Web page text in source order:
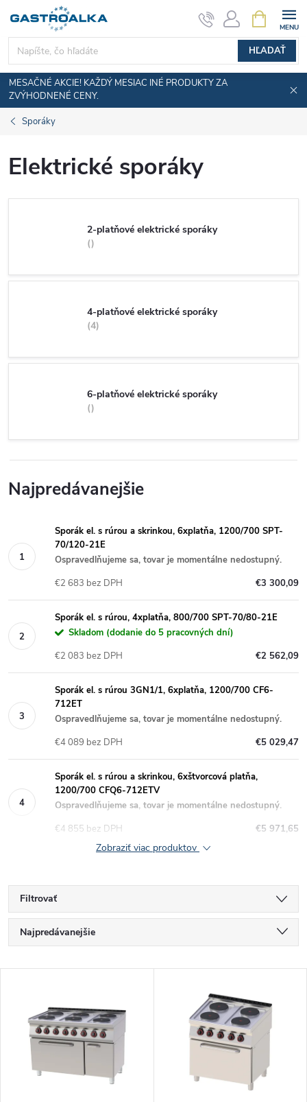
obsah
HĽADAŤ
KOŠÍK
MESAČNÉ AKCIE! KAŽDÝ MESIAC INÉ PRODUKTY ZA
ZVÝHODNENÉ CENY.
Sporáky
Elektrické sporáky
2-platňové elektrické sporáky
4-platňové elektrické sporáky
4
6-platňové elektrické sporáky
Najpredávanejšie
Sporák el. s rúrou a skrinkou, 6xplatňa, 1200/700 SPT-
70/120-21E
Ospravedlňujeme sa, tovar je momentálne nedostupný.
€3 300,09
€2 683 bez DPH
Sporák el. s rúrou, 4xplatňa, 800/700 SPT-70/80-21E
Skladom (dodanie do 5 pracovných dní)
€2 562,09
€2 083 bez DPH
Sporák el. s rúrou 3GN1/1, 6xplatňa, 1200/700 CF6-
712ET
Ospravedlňujeme sa, tovar je momentálne nedostupný.
€5 029,47
€4 089 bez DPH
Sporák el. s rúrou a skrinkou, 6xštvorcová platňa,
1200/700 CFQ6-712ETV
Ospravedlňujeme sa, tovar je momentálne nedostupný.
€5 971,65
€4 855 bez DPH
Zobraziť viac produktov
Filtrovať
R
a
Najpredávanejšie
Abecedne